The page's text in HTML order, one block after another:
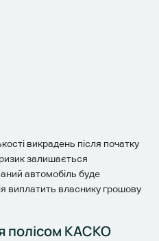
викрадень після початку
залишається
автомобіль буде
виплатить власнику грошову
полісом КАСКО